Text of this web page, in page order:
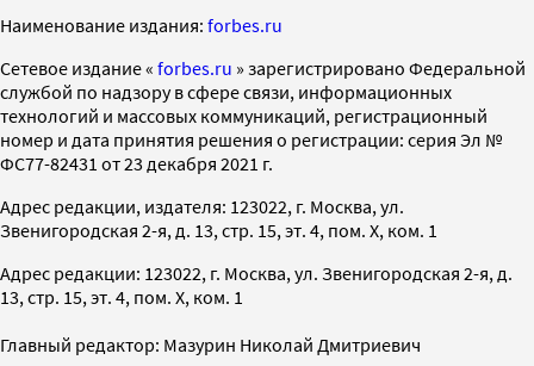
Наименование издания: forbes.ru
Cетевое издание « forbes.ru » зарегистрировано Федеральной
службой по надзору в сфере связи, информационных
технологий и массовых коммуникаций, регистрационный
номер и дата принятия решения о регистрации: серия Эл №
ФС77-82431 от 23 декабря 2021 г.
Адрес редакции, издателя: 123022, г. Москва, ул.
Звенигородская 2-я, д. 13, стр. 15, эт. 4, пом. X, ком. 1
Адрес редакции: 123022, г. Москва, ул. Звенигородская 2-я, д.
13, стр. 15, эт. 4, пом. X, ком. 1
Главный редактор: Мазурин Николай Дмитриевич